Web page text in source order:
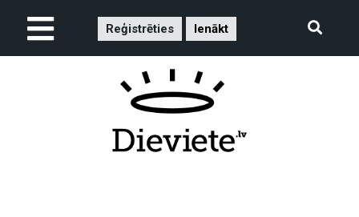
Reģistrēties Ienākt